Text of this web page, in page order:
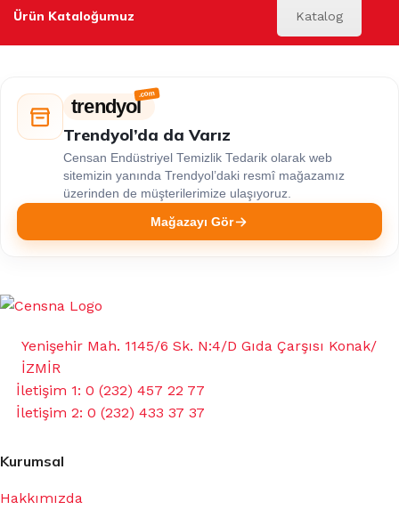
Ürün Kataloğumuz Katalog
trendyol
Trendyol’da da Varız
Censan Endüstriyel Temizlik Tedarik olarak web
sitemizin yanında Trendyol’daki resmî mağazamız
üzerinden de müşterilerimize ulaşıyoruz.
Mağazayı Gör
Yenişehir Mah. 1145/6 Sk. N:4/D Gıda Çarşısı Konak/
İZMİR
İletişim 1: 0 (232) 457 22 77
İletişim 2: 0 (232) 433 37 37
Kurumsal
Hakkımızda